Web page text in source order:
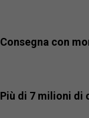
Consegna con
Più di 7 milioni di